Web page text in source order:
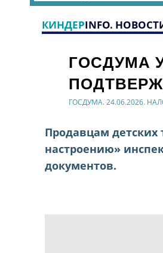
КИНДЕРINFO.
ГОСДУМА
ГОСДУМА. 24.06.2026.
Продавцам детских
настроению»
документов.